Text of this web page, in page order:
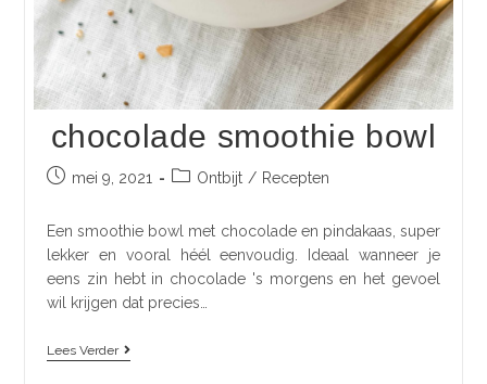
chocolade smoothie bowl
mei 9, 2021 Ontbijt / Recepten
Een smoothie bowl met chocolade en pindakaas, super
lekker en vooral héél eenvoudig. Ideaal wanneer je
eens zin hebt in chocolade 's morgens en het gevoel
wil krijgen dat precies…
Lees Verder